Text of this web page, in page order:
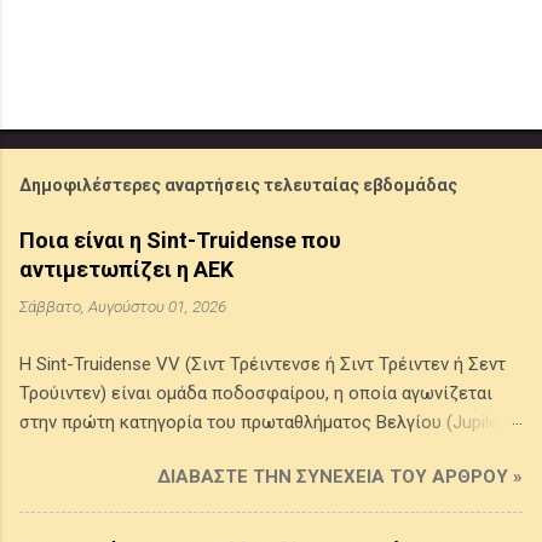
Δημοφιλέστερες αναρτήσεις τελευταίας εβδομάδας
Ποια είναι η Sint-Truidense που
αντιμετωπίζει η ΑΕΚ
Σάββατο, Αυγούστου 01, 2026
Η Sint-Truidense VV (Σιντ Τρέιντενσε ή Σιντ Τρέιντεν ή Σεντ
Τρούιντεν) είναι ομάδα ποδοσφαίρου, η οποία αγωνίζεται
στην πρώτη κατηγορία του πρωταθλήματος Βελγίου (Jupiler
επαρχία της Λιμβουργίας του Βελγίου, ιδρύθηκε το 1924 από
την ένωση δύο τοπικών συλλόγων της πόλης και τα χρώματά
ΔΙΑΒΆΣΤΕ ΤΗΝ ΣΥΝΈΧΕΙΑ ΤΟΥ ΆΡΘΡΟΥ »